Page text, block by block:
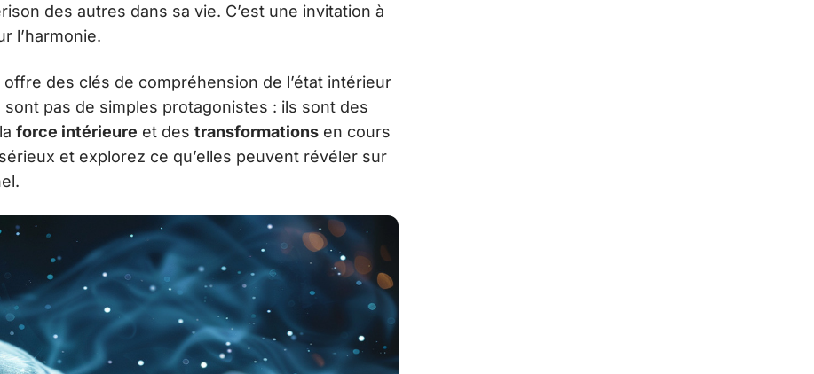
des autres dans sa vie. C’est une invitation à
l’harmonie.
des clés de compréhension de l’état intérieur
pas de simples protagonistes : ils sont des
force intérieure et des transformations en cours
et explorez ce qu’elles peuvent révéler sur